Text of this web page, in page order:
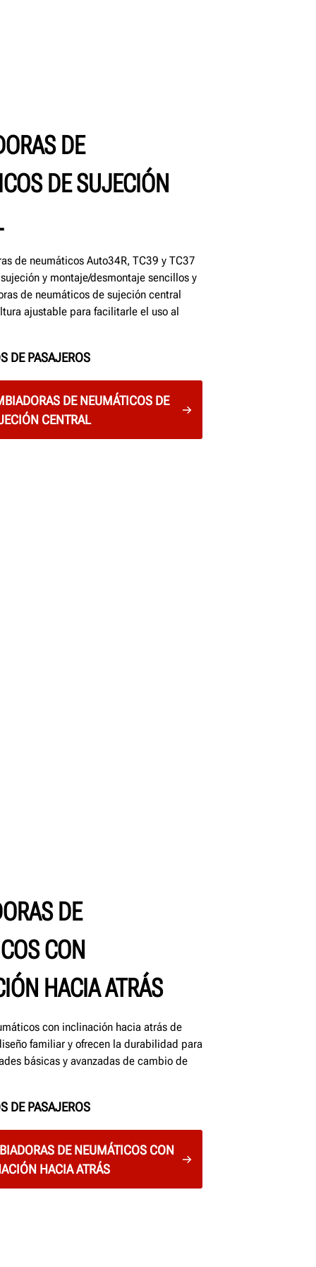
DE
DE SUJECIÓN
de neumáticos Auto34R, TC39 y TC37
y montaje/desmontaje sencillos y
de neumáticos de sujeción central
ajustable para facilitarle el uso al
DE PASAJEROS
DE NEUMÁTICOS DE
CENTRAL
DE
CON
HACIA ATRÁS
con inclinación hacia atrás de
familiar y ofrecen la durabilidad para
básicas y avanzadas de cambio de
DE PASAJEROS
DE NEUMÁTICOS CON
HACIA ATRÁS